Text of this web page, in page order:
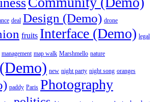
deal Design (Demo) drone
fruits Interface (Demo) legal
management map walk Marshmello nature
new night party night song oranges
paddy Paris Photography